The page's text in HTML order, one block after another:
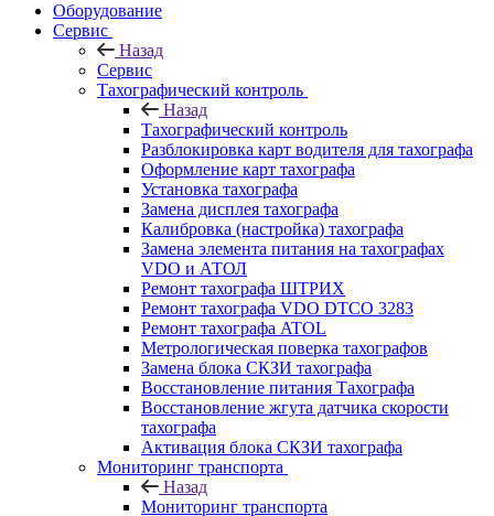
Оборудование
Сервис
Назад
Сервис
Тахографический контроль
Назад
Тахографический контроль
Разблокировка карт водителя для тахографа
Оформление карт тахографа
Установка тахографа
Замена дисплея тахографа
Калибровка (настройка) тахографа
Замена элемента питания на тахографах
VDO и АТОЛ
Ремонт тахографа ШТРИХ
Ремонт тахографа VDO DTCO 3283
Ремонт тахографа ATOL
Метрологическая поверка тахографов
Замена блока СКЗИ тахографа
Восстановление питания Тахографа
Восстановление жгута датчика скорости
тахографа
Активация блока СКЗИ тахографа
Мониторинг транспорта
Назад
Мониторинг транспорта